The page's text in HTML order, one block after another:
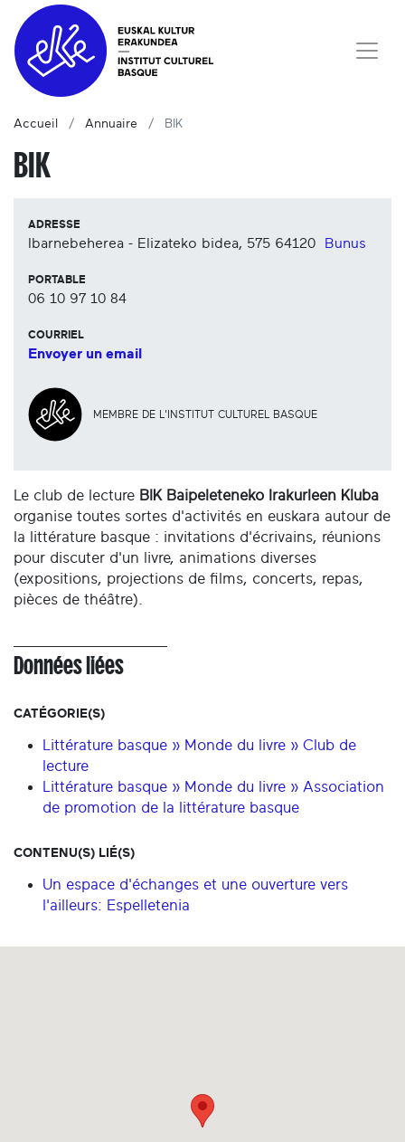
Accueil Annuaire BIK
BIK
ADRESSE
Ibarnebeherea - Elizateko bidea, 575 64120 Bunus
PORTABLE
06 10 97 10 84
COURRIEL
Envoyer un email
MEMBRE DE L'INSTITUT CULTUREL BASQUE
Le club de lecture BIK Baipeleteneko Irakurleen Kluba
organise toutes sortes d'activités en euskara autour de
la littérature basque : invitations d'écrivains, réunions
pour discuter d'un livre, animations diverses
(expositions, projections de films, concerts, repas,
pièces de théâtre).
Données liées
CATÉGORIE(S)
Littérature basque » Monde du livre » Club de
lecture
Littérature basque » Monde du livre » Association
de promotion de la littérature basque
CONTENU(S) LIÉ(S)
Un espace d'échanges et une ouverture vers
l'ailleurs: Espelletenia